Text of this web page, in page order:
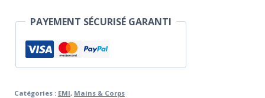
ml
PAYEMENT SÉCURISÉ GARANTI
Catégories : EMI, Mains & Corps